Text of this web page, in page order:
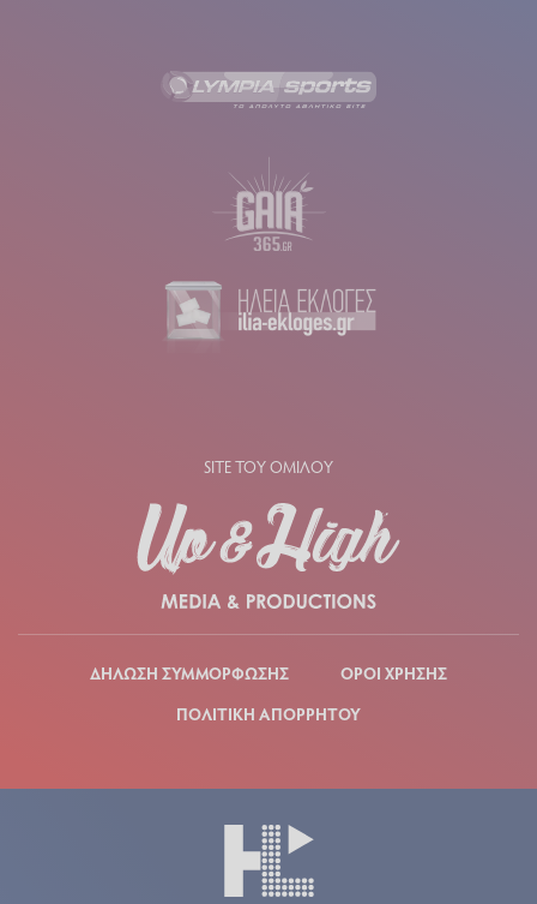
SITE ΤΟΥ ΟΜΙΛΟΥ
ΔΗΛΩΣΗ ΣΥΜΜΟΡΦΩΣΗΣ
ΟΡΟΙ ΧΡΗΣΗΣ
ΠΟΛΙΤΙΚΗ ΑΠΟΡΡΗΤΟΥ